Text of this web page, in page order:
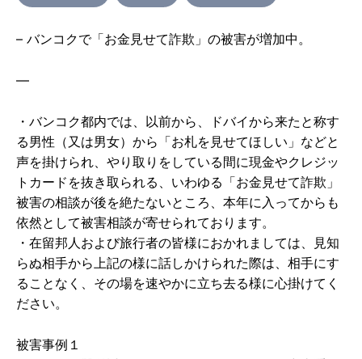
– バンコクで「お金見せて詐欺」の被害が増加中。
—
・バンコク都内では、以前から、ドバイから来たと称す
る男性（又は男女）から「お札を見せてほしい」などと
声を掛けられ、やり取りをしている間に現金やクレジッ
トカードを抜き取られる、いわゆる「お金見せて詐欺」
被害の相談が後を絶たないところ、本年に入ってからも
依然として被害相談が寄せられております。
・在留邦人および旅行者の皆様におかれましては、見知
らぬ相手から上記の様に話しかけられた際は、相手にす
ることなく、その場を速やかに立ち去る様に心掛けてく
ださい。
被害事例１